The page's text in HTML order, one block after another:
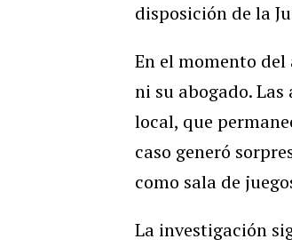
disposición de la
En el momento
ni su abogado.
local, que
caso generó
como sala de
La investigación